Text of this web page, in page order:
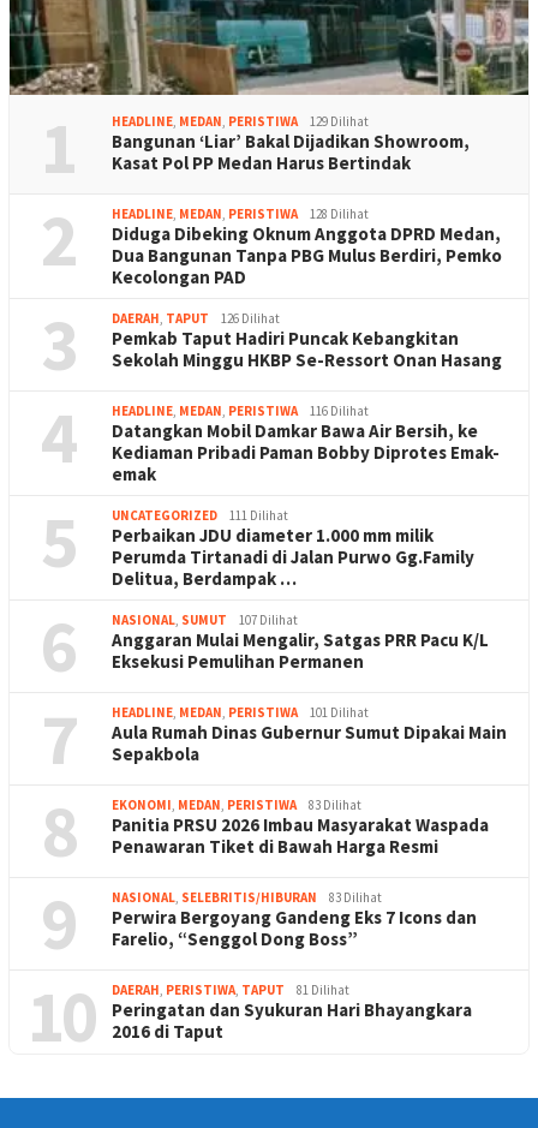
1 HEADLINE MEDAN PERISTIWA 129 Dilihat
Bangunan ‘Liar’ Bakal Dijadikan Showroom,
Kasat Pol PP Medan Harus Bertindak
2 HEADLINE MEDAN PERISTIWA 128 Dilihat
Diduga Dibeking Oknum Anggota DPRD Medan,
Dua Bangunan Tanpa PBG Mulus Berdiri, Pemko
Kecolongan PAD
3 DAERAH TAPUT 126 Dilihat
Pemkab Taput Hadiri Puncak Kebangkitan
Sekolah Minggu HKBP Se-Ressort Onan Hasang
4 HEADLINE MEDAN PERISTIWA 116 Dilihat
Datangkan Mobil Damkar Bawa Air Bersih, ke
Kediaman Pribadi Paman Bobby Diprotes Emak-
emak
5 UNCATEGORIZED 111 Dilihat
Perbaikan JDU diameter 1.000 mm milik
Perumda Tirtanadi di Jalan Purwo Gg.Family
Delitua, Berdampak …
6 NASIONAL SUMUT 107 Dilihat
Anggaran Mulai Mengalir, Satgas PRR Pacu K/L
Eksekusi Pemulihan Permanen
7 HEADLINE MEDAN PERISTIWA 101 Dilihat
Aula Rumah Dinas Gubernur Sumut Dipakai Main
Sepakbola
8 EKONOMI MEDAN PERISTIWA 83 Dilihat
Panitia PRSU 2026 Imbau Masyarakat Waspada
Penawaran Tiket di Bawah Harga Resmi
9 NASIONAL SELEBRITIS/HIBURAN 83 Dilihat
Perwira Bergoyang Gandeng Eks 7 Icons dan
Farelio, “Senggol Dong Boss”
10 DAERAH PERISTIWA TAPUT 81 Dilihat
Peringatan dan Syukuran Hari Bhayangkara
2016 di Taput